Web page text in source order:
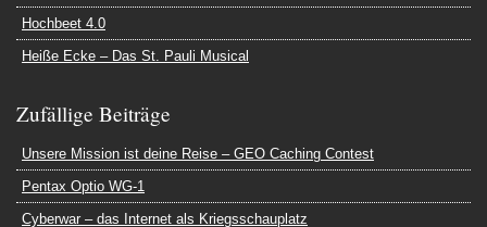
Hochbeet 4.0
Heiße Ecke – Das St. Pauli Musical
Zufällige Beiträge
Unsere Mission ist deine Reise – GEO Caching Contest
Pentax Optio WG-1
Cyberwar – das Internet als Kriegsschauplatz